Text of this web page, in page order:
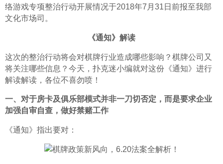
络游戏专项整治行动开展情况于2018年7月31日前报至我部
文化市场司。
《通知》解读
这次的整治行动将会对棋牌行业造成哪些影响？棋牌公司又
将关注哪些信息？今天，扑克迷小编就对这份《通知》进行
解读解读，各位不喜勿喷！
一、对于房卡及俱乐部模式并非一刀切否定，而是要求企业
加强自审自查，做好禁赌工作
《通知》指出要对：